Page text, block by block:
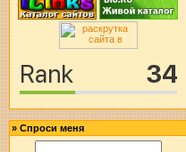
» Спроси меня